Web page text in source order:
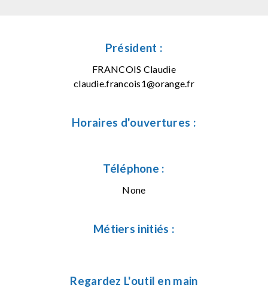
Président :
FRANCOIS Claudie
claudie.francois1@orange.fr
Horaires d'ouvertures :
Téléphone :
None
Métiers initiés :
Regardez L'outil en main